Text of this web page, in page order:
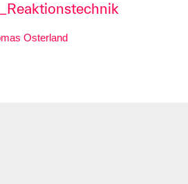
Osterland